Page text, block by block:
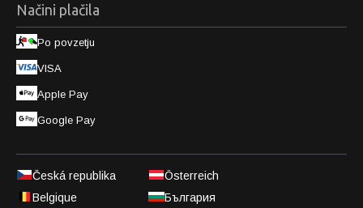
Načini plačila
Po povzetju
VISA
Apple Pay
Google Pay
Česká republika
Österreich
Belgique
България